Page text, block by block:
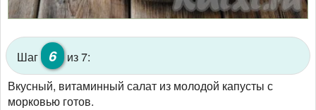
Шаг 6
из 7:
Вкусный, витаминный салат из молодой капусты с
морковью готов.